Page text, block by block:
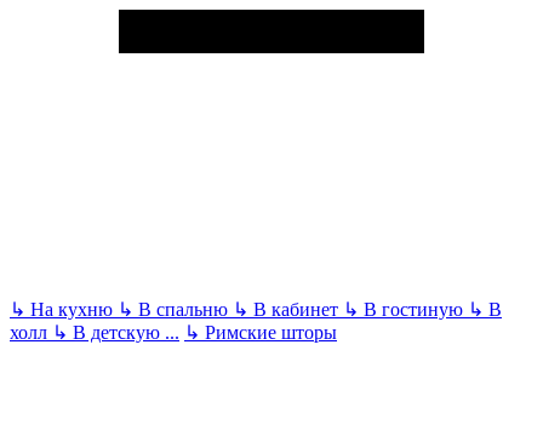
↳ На кухню ↳ В спальню ↳ В кабинет ↳ В гостиную ↳ В
холл ↳ В детскую ... ↳ Римские шторы